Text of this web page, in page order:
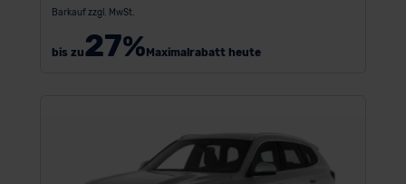
Barkauf zzgl. MwSt.
bis zu27%Maximalrabatt heute